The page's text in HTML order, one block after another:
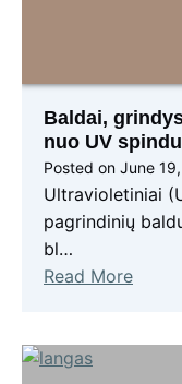
Baldai,
nuo UV
Posted on June
Ultravioletiniai
pagrindinių
bl…
Read More